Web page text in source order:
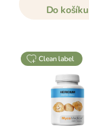
Do košíku
clean label